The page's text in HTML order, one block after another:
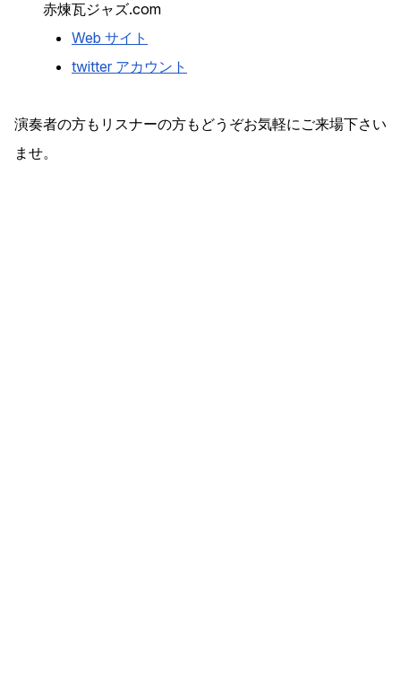
赤煉瓦ジャズ.com
Web サイト
twitter アカウント
演奏者の方もリスナーの方もどうぞお気軽にご来場下さい
ませ。